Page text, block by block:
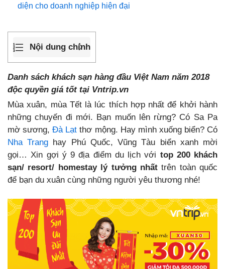
diện cho doanh nghiệp hiện đại
Nội dung chính
Danh sách khách sạn hàng đầu Việt Nam năm 2018
độc quyền giá tốt tại Vntrip.vn
Mùa xuân, mùa Tết là lúc thích hợp nhất để khởi hành
những chuyến đi mới. Bạn muốn lên rừng? Có Sa Pa
mờ sương,Đà Lạt thơ mộng. Hay mình xuống biển? Có
Nha Trang hay Phú Quốc, Vũng Tàu biển xanh mời
gọi… Xin gợi ý 9 địa điểm du lịch với top 200 khách
sạn/ resort/ homestay lý tưởng nhấttrên toàn quốc
để bạn du xuân cùng những người yêu thương nhé!